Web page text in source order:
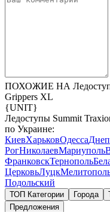
ПОХОЖИЕ НА
Grippers XL
{UNIT}
Ледоступы Summit
по Украине:
КиевХарьковОдесса
РогНиколаевМариуполь
ФранковскТернополь
ЦерковьЛуцк
Подольский
ТОП Категории Города
Предложения